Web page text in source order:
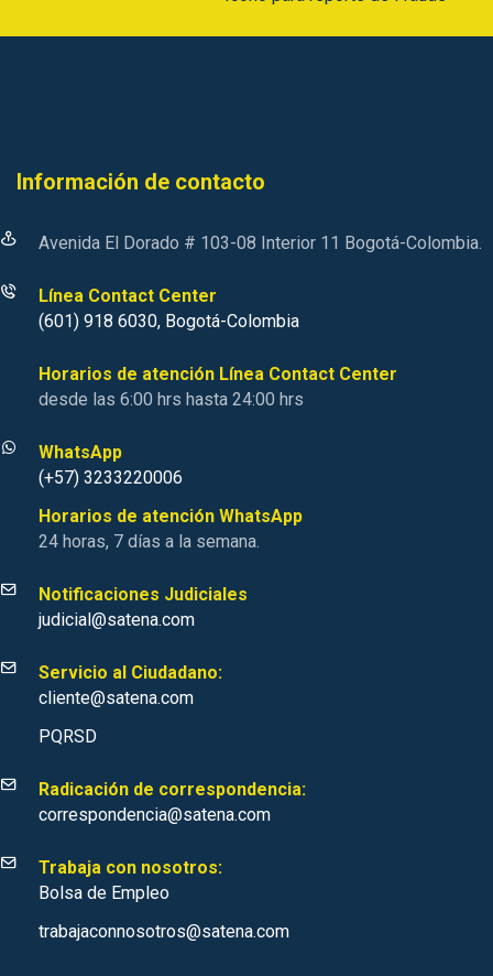
Información de contacto
Avenida El Dorado # 103-08 Interior 11 Bogotá-Colombia.
Línea Contact Center
(601) 918 6030, Bogotá-Colombia
Horarios de atención Línea Contact Center
desde las 6:00 hrs hasta 24:00 hrs
WhatsApp
(+57) 3233220006
Horarios de atención WhatsApp
24 horas, 7 días a la semana.
Notificaciones Judiciales
judicial@satena.com
Servicio al Ciudadano:
cliente@satena.com
PQRSD
Radicación de correspondencia:
correspondencia@satena.com
Trabaja con nosotros:
Bolsa de Empleo
trabajaconnosotros@satena.com